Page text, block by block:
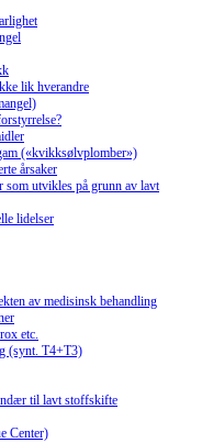
lik hverandre
(«kvikksølvplomber»)
årsaker
som utvikles på grunn av lavt
lidelser
av medisinsk behandling
etc.
(synt. T4+T3)
til lavt stoffskifte
Center)